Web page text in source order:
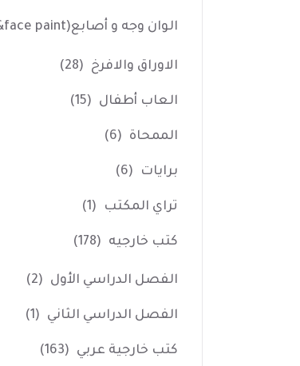
الوان وجه و أصابع(finger &face paint)
الاوراق والافرخ (28)
العاب أطفال (15)
الممحاة (6)
برايات (6)
تراي المكتب (1)
كتب خارجيه (178)
الفصل الدراسي الأول (2)
الفصل الدراسي الثاني (1)
كتب خارجية عربي (163)